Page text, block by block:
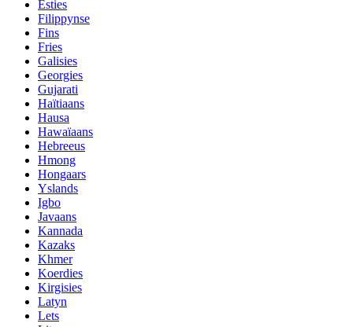
Esties
Filippynse
Fins
Fries
Galisies
Georgies
Gujarati
Haïtiaans
Hausa
Hawaïaans
Hebreeus
Hmong
Hongaars
Yslands
Igbo
Javaans
Kannada
Kazaks
Khmer
Koerdies
Kirgisies
Latyn
Lets